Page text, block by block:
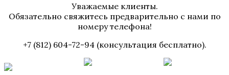
Уважаемые клиенты.
Обязательно свяжитесь предварительно с нами по
номеру телефона!
+7 (812) 604-72-94 (консультация бесплатно).